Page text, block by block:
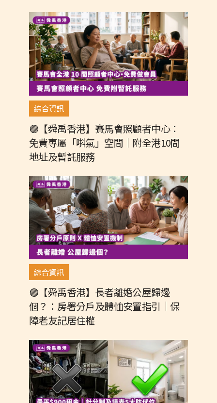
兒少資源
合作基金會
婦女資源
弱勢及身障
綜合資訊
舜禹速報
綜合資訊
🟣【舜禹香港】賽馬會照顧者中心：
免費專屬「唞氣」空間｜附全港10間
地址及暫託服務
綜合資訊
🟣【舜禹香港】長者離婚公屋歸邊
個？：房署分戶及體恤安置指引｜保
障老友記居住權